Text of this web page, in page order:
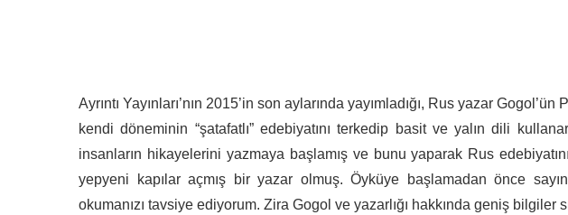
Ayrıntı Yayınları’nın 2015’in son aylarında yayımladığı, Rus yazar Gogol’ün
kendi döneminin “şatafatlı” edebiyatını terkedip basit ve yalın dili
insanların hikayelerini yazmaya başlamış ve bunu yaparak Rus
yepyeni kapılar açmış bir yazar olmuş. Öyküye başlamadan önce
okumanızı tavsiye ediyorum. Zira Gogol ve yazarlığı hakkında geniş bilgiler